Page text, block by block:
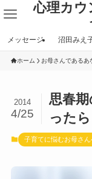
心理カウ
メッセージ 沼田みえ
ホーム お母さんであるあ
思春
ったら
2014
4/25
子育てに悩むお母さん